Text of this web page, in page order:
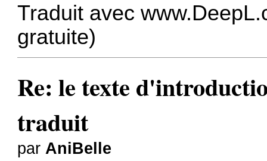
Traduit avec
gratuite)
Re: le texte
traduit
par AniBelle